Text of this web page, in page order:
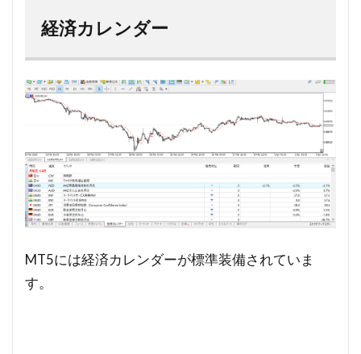
経済カレンダー
MT5には経済カレンダーが標準装備されていま
す。